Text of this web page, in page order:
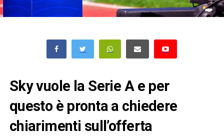
Sky vuole la Serie A e per
questo è pronta a chiedere
chiarimenti sull’offerta